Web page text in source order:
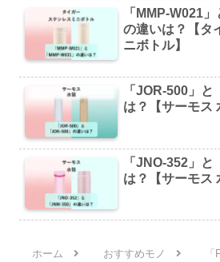
「MMP-W021
の違いは？【タ
ニボトル】
「JOR-500」
は？【サーモス
「JNO-352」
は？【サーモス
ホーム おすすめモノ